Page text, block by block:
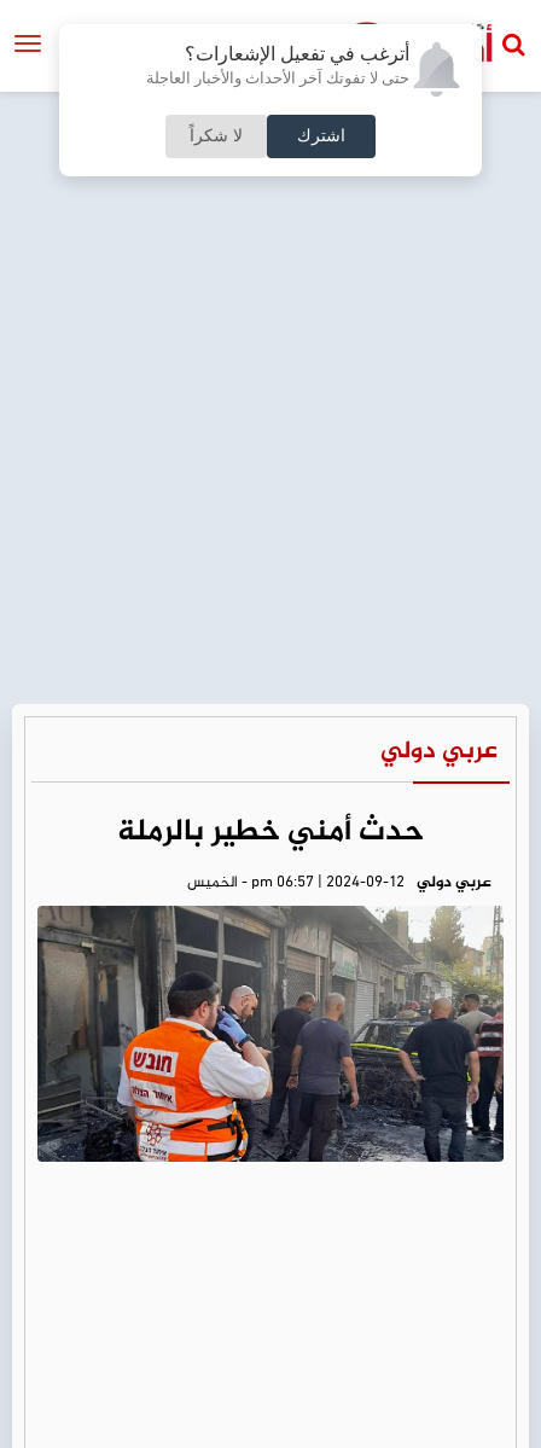
أترغب في تفعيل الإشعارات؟
حتى لا تفوتك آخر الأحداث والأخبار العاجلة
اشترك لا شكراً
عربي دولي
حدث أمني خطير بالرملة
عربي دولي pm 06:57 | 2024-09-12 - الخميس